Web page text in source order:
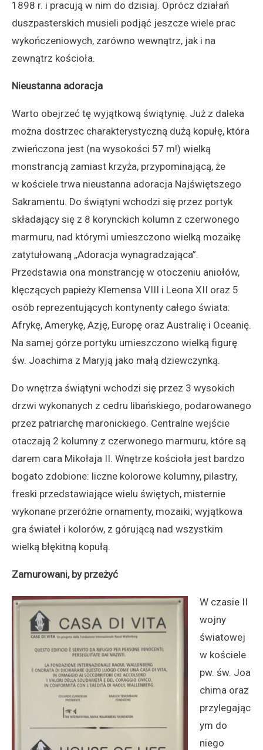
1898 r. i pracują w nim do dzisiaj. Oprócz działań
duszpasterskich musieli podjąć jeszcze wiele prac
wykończeniowych, zarówno wewnątrz, jak i na
zewnątrz kościoła.
Nieustanna adoracja
Warto obejrzeć tę wyjątkową świątynię. Już z daleka
można dostrzec charakterystyczną dużą kopułę, która
zwieńczona jest (na wysokości 57 m!) wielką
monstrancją zamiast krzyża, przypominającą, że
w kościele trwa nieustanna adoracja Najświętszego
Sakramentu. Do świątyni wchodzi się przez portyk
składający się z 8 korynckich kolumn z czerwonego
marmuru, nad którymi umieszczono wielką mozaikę
zatytułowaną „Adoracja wynagradzająca”.
Przedstawia ona monstrancję w otoczeniu aniołów,
klęczących papieży Klemensa VIII i Leona XII oraz 5
osób reprezentujących kontynenty całego świata:
Afrykę, Amerykę, Azję, Europę oraz Australię i Oceanię.
Na samej górze portyku umieszczono wielką figurę
św. Joachima z Maryją jako małą dziewczynką.
Do wnętrza świątyni wchodzi się przez 3 wysokich
drzwi wykonanych z cedru libańskiego, podarowanego
przez patriarchę maronickiego. Centralne wejście
otaczają 2 kolumny z czerwonego marmuru, które są
darem cara Mikołaja II. Wnętrze kościoła jest bardzo
bogato zdobione: liczne kolorowe kolumny, pilastry,
freski przedstawiające wielu świętych, misternie
wykonane przeróżne ornamenty, mozaiki; wyjątkowa
gra świateł i kolorów, z górującą nad wszystkim
wielką błękitną kopułą.
Zamurowani, by przeżyć
W czasie II
wojny
światowej
w kościele
pw. św. Joa
chima oraz
przylegając
ym do
niego